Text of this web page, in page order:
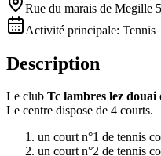
Rue du marais de Megille
Activité principale: Tennis
Description
Le club Tc lambres lez douai
Le centre dispose de 4 courts.
un court n°1 de tennis
un court n°2 de tennis